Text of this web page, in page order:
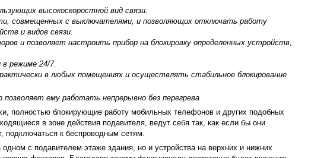
высокоскоростной вид связи.
совмещенных с выключателями, и позволяющих отключать работу
и видов связи.
и позволяет настроить прибор на блокировку определенных устройств,
в режиме 24/7.
в любых помещениях и осуществлять стабильное блокирование
ему работать непрерывно без перегрева
полностью блокирующие работу мобильных телефонов и других подобных
в зоне действия подавителя, ведут себя так, как если бы они
подключаться к беспроводным сетям.
с подавителем этаже здания, но и устройства на верхних и нижних